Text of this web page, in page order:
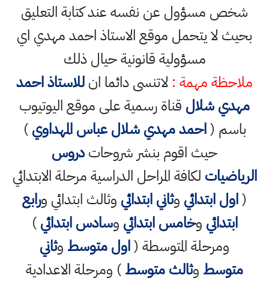
شخص مسؤول عن نفسه عند كتابة التعليق
بحيث لا يتحمل موقع الاستاذ احمد مهدي اي
مسؤولية قانونية حيال ذلك
ملاحظة مهمة : لاتنسى دائما انللاستاذ احمد
مهدي شلال قناة رسمية على موقع اليوتيوب
باسم (احمد مهدي شلال عباس المهداوي)
حيث اقوم بنشر شروحاتدروس
الرياضيات لكافة المراحل الدراسية مرحلة الابتدائي
(اول ابتدائي وثاني ابتدائي وثالث ابتدائي ورابع
ابتدائي وخامس ابتدائي وسادس ابتدائي)
ومرحلة المتوسطة (اول متوسط وثاني
متوسط وثالث متوسط) ومرحلة الاعدادية